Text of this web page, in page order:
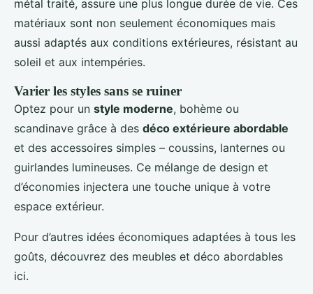
métal traité, assure une plus longue durée de vie. Ces
matériaux sont non seulement économiques mais
aussi adaptés aux conditions extérieures, résistant au
soleil et aux intempéries.
Varier les styles sans se ruiner
Optez pour un style moderne, bohème ou
scandinave grâce à des déco extérieure abordable
et des accessoires simples – coussins, lanternes ou
guirlandes lumineuses. Ce mélange de design et
d’économies injectera une touche unique à votre
espace extérieur.
Pour d’autres idées économiques adaptées à tous les
goûts, découvrez des meubles et déco abordables
ici.